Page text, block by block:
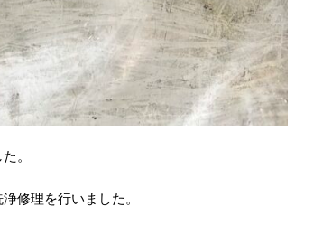
。
修理を行いました。